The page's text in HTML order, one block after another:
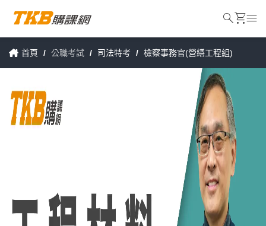
首頁 / 公職考試 / 司法特考 / 檢察事務官(營繕工程組)
searchshopping_cartmenu